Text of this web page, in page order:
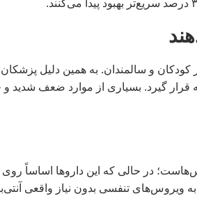
قرار گیرد. بسیاری از موارد ضعف شدید و
در حالی که این داروها اساساً روی
از ۶۰ درصد بیماران مبتلا به ویروس‌های تنفسی بدون نیاز